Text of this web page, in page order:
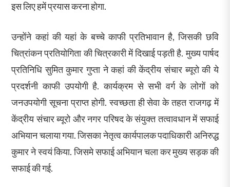
इस लिए हमें प्रयास करना होगा.
उन्होंने कहां की यहां के बच्चे काफी प्रतिभावान है, जिसकी छवि
चित्रांकन प्रतियोगिता की चित्रकारी में दिखाई पड़ती है. मुख्य पार्षद
प्रतिनिधि सुमित कुमार गुप्ता ने कहां की केंद्रीय संचार ब्यूरो की ये
प्रदर्शनी काफी उपयोगी है. कार्यक्रम से सभी वर्ग के लोगों को
जनउपयोगी सूचना प्राप्त होगी. स्वच्छता ही सेवा के तहत राजगढ़ में
केंद्रीय संचार ब्यूरो और नगर परिषद के संयुक्त तत्वावधान में सफाई
अभियान चलाया गया. जिसका नेतृत्व कार्यपालक पदाधिकारी अनिरुद्ध
कुमार ने स्वयं किया. जिसमे सफाई अभियान चला कर मुख्य सड़क की
सफाई की गई.